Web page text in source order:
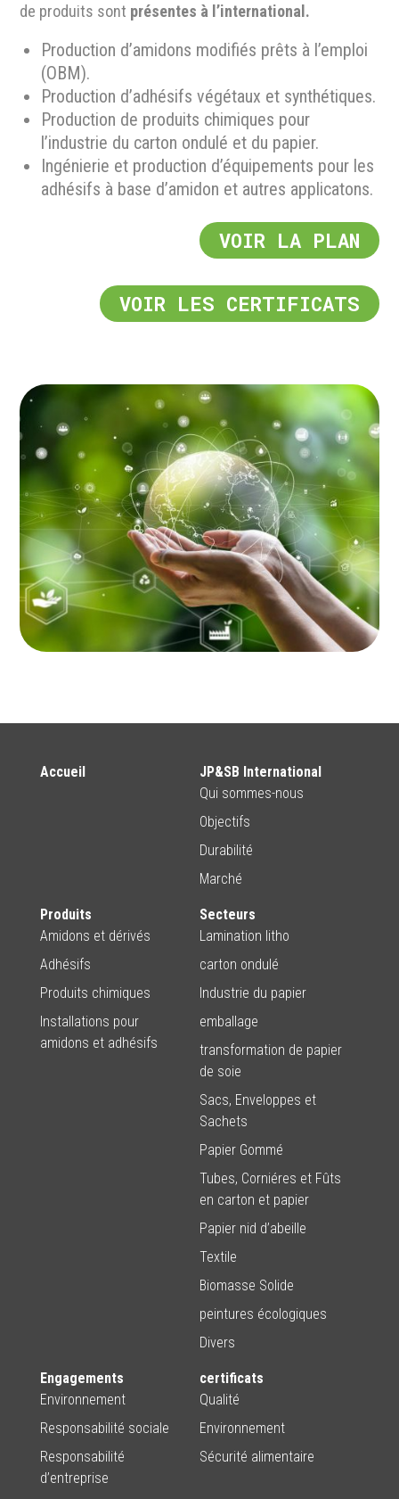
de produits sont présentes à l’international.
Production d’amidons modifiés prêts à l’emploi
(OBM).
Production d’adhésifs végétaux et synthétiques.
Production de produits chimiques pour
l’industrie du carton ondulé et du papier.
Ingénierie et production d’équipements pour les
adhésifs à base d’amidon et autres applicatons.
VOIR LA PLAN
VOIR LES CERTIFICATS
Accueil
JP&SB International
Qui sommes-nous
Objectifs
Durabilité
Marché
Produits
Amidons et dérivés
Adhésifs
Produits chimiques
Installations pour
amidons et adhésifs
Secteurs
Lamination litho
carton ondulé
Industrie du papier
emballage
transformation de papier
de soie
Sacs, Enveloppes et
Sachets
Papier Gommé
Tubes, Corniéres et Fûts
en carton et papier
Papier nid d’abeille
Textile
Biomasse Solide
peintures écologiques
Divers
Engagements
Environnement
Responsabilité sociale
Responsabilité
d’entreprise
certificats
Qualité
Environnement
Sécurité alimentaire